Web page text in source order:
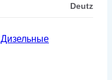
Deutz
Дизельные